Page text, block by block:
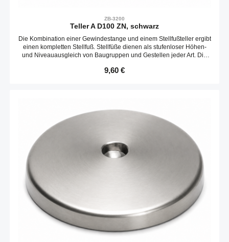
ZB-3200
Teller A D100 ZN, schwarz
Die Kombination einer Gewindestange und einem Stellfußteller ergibt
einen kompletten Stellfuß. Stellfüße dienen als stufenloser Höhen-
und Niveauausgleich von Baugruppen und Gestellen jeder Art. Die
verbaut werden.
Regulärer Preis:
9,60 €